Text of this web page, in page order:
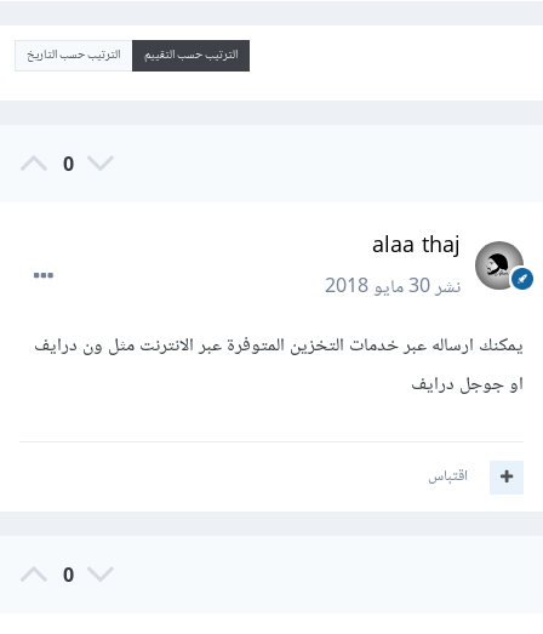
الترتيب حسب التقييم الترتيب حسب التاريخ
0
alaa thaj
نشر30 مايو 2018
يمكنك ارساله عبر خدمات التخزين المتوفرة عبر الانترنت مثل ون درايف
او جوجل درايف
اقتباس
0